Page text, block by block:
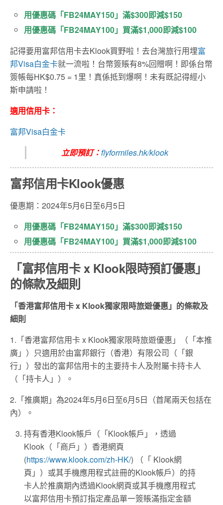
用優惠碼「FB24MAY150」滿$300即減$150
用優惠碼「FB24MAY100」買滿$1,000即減$100
記得要用富邦信用卡去Klook買野啦！去台灣旅行用埋富
邦Visa白金卡就一流啦！台幣簽賬有8%回贈啊！即係台幣
簽帳每HK$0.75 = 1里！真係抵到爆啊！未有既記得經小
斯申請啦！
適用信用卡：
富邦Visa白金卡
立即預訂：flyformiles.hk/klook
富邦信用卡Klook優惠
優惠期：2024年5月6日至6月5日
用優惠碼「FB24MAY150」滿$300即減$150
用優惠碼「FB24MAY100」買滿$1,000即減$100
「富邦信用卡 x Klook限時預訂優惠」
的條款及細則
「香港富邦信用卡 x Klook獨家限時旅遊優惠」的條款及
細則
1.「香港富邦信用卡 x Klook獨家限時旅遊優惠」（「本推
廣」）只適用於由富邦銀行（香港）有限公司（「銀
行」）發出的富邦信用卡的主要持卡人及附屬卡持卡人
（「持卡人」）。
2.「推廣期」為2024年5月6日至6月5日（首尾兩天包括在
內）。
持有香港Klook帳戶（「Klook帳戶」，透過
Klook（「商戶」）香港網頁
(https://www.klook.com/zh-HK/) （「 Klook網
頁」）或其手機應用程式註冊的Klook帳戶）的持
卡人於推廣期內透過Klook網頁或其手機應用程式
以富邦信用卡預訂指定產品單一簽賬滿指定金額